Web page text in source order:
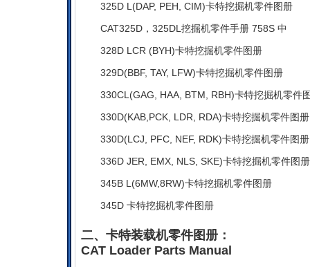
325D L(DAP, PEH, CIM)卡特挖掘机零件图册
CAT325D，325DL挖掘机零件手册 758S 中
328D LCR (BYH)卡特挖掘机零件图册
329D(BBF, TAY, LFW)卡特挖掘机零件图册
330CL(GAG, HAA, BTM, RBH)卡特挖掘机零件
330D(KAB,PCK, LDR, RDA)卡特挖掘机零件图册
330D(LCJ, PFC, NEF, RDK)卡特挖掘机零件图册
336D JER, EMX, NLS, SKE)卡特挖掘机零件图册
345B L(6MW,8RW)卡特挖掘机零件图册
345D 卡特挖掘机零件图册
二、卡特装载机零件图册：
CAT Loader Parts Manual